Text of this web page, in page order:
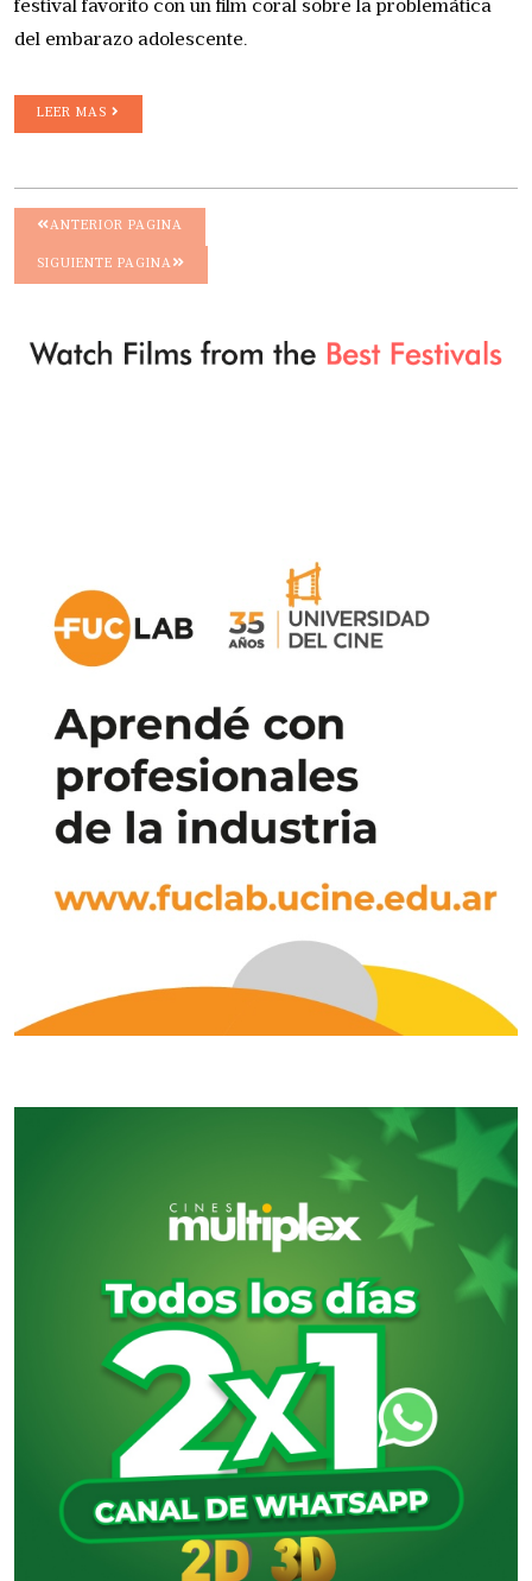
festival favorito con un film coral sobre la problemática
del embarazo adolescente.
LEER MAS
ANTERIOR PAGINA
SIGUIENTE PAGINA